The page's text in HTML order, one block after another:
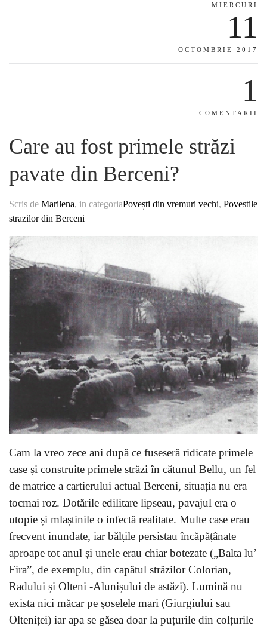
MIERCURI
11
OCTOMBRIE 2017
1
COMENTARII
Care au fost primele străzi
pavate din Berceni?
Scris de Marilena, in categoriaPovești din vremuri vechi, Povestile
strazilor din Berceni
Cam la vreo zece ani după ce fuseseră ridicate primele
case și construite primele străzi în cătunul Bellu, un fel
de matrice a cartierului actual Berceni, situația nu era
tocmai roz. Dotările edilitare lipseau, pavajul era o
utopie și mlaștinile o infectă realitate. Multe case erau
frecvent inundate, iar bălțile persistau încăpățânate
aproape tot anul și unele erau chiar botezate („Balta lu’
Fira”, de exemplu, din capătul străzilor Colorian,
Radului și Olteni -Alunișului de astăzi). Lumină nu
exista nici măcar pe șoselele mari (Giurgiului sau
Olteniței) iar apa se găsea doar la puțurile din colțurile